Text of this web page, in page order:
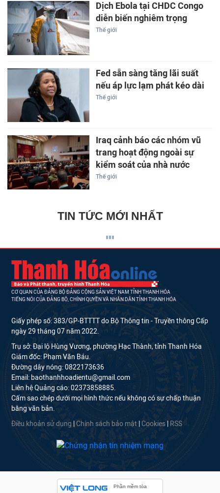
Dịch Ebola tại CHDC Congo
diễn biến nghiêm trọng
Thế giới
Fed sẵn sàng tăng lãi suất
nếu áp lực lạm phát kéo dài
Thế giới
Iraq cảnh báo các nhóm vũ
trang hoạt động ngoài sự
kiểm soát của nhà nước
Thế giới
TIN TỨC MỚI NHẤT
CƠ QUAN CỦA ĐẢNG BỘ ĐẢNG CỘNG SẢN VIỆT NAM TỈNH THANH HÓA
TIẾNG NÓI CỦA ĐẢNG BỘ, CHÍNH QUYỀN VÀ NHÂN DÂN TỈNH THANH HÓA
Giấy phép số: 383/GP-BTTTT do Bộ Thông tin - Truyền thông Cấp
ngày 29 tháng 07 năm 2022.
Trụ sở: Đại lộ Hùng Vương, phường Hạc Thành, tỉnh Thanh Hóa
Giám đốc: Phạm Văn Báu.
Đường dây nóng: 0822173636
Email: baothanhhoadientu@gmail.com
Liên hệ Quảng cáo: 02373858885.
Cấm sao chép dưới mọi hình thức nếu không có sự chấp thuận
bằng văn bản.
Điều khoản sử dụng Chính sách bảo mật Cookies RSS
Phần mềm tòa